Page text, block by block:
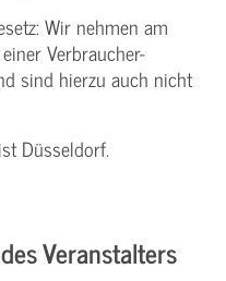
Wir nehmen am
Verbraucher­
sind hierzu auch nicht
Düsseldorf.
Veranstalters